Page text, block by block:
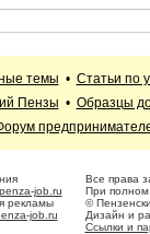
темы • Статьи по
Пензы • Образцы
job.ru
рекламы
job.ru
Все права
При полном
©
Дизайн и
Ссылки и